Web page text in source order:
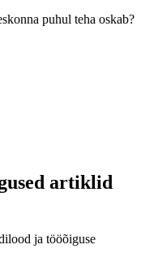
puhul teha oskab?
artiklid
ja tööõiguse